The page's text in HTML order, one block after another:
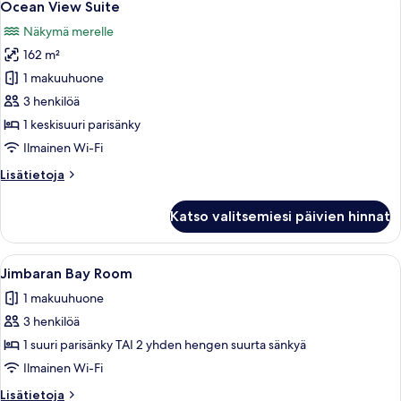
kaikki
huonetyypin
Ocean
View
Suite
kuvat
Ocean View Suite
Näkymä merelle
162 m²
1 makuuhuone
3 henkilöä
1 keskisuuri parisänky
Ilmainen Wi-Fi
Lisätietoja
Lisätietoja
Suite
Katso valitsemiesi päivien hinnat
Avaa
kaikki
huonetyypin
Jimbaran
Bay
Room
kuvat
Tilava hotellihuone, jossa on suuri
5
Jimbaran Bay Room
1 makuuhuone
3 henkilöä
1 suuri parisänky TAI 2 yhden hengen suurta sänkyä
Ilmainen Wi-Fi
Lisätietoja
Lisätietoja